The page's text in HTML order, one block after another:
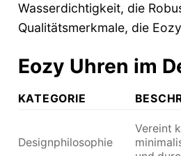
Wasserdichtigkeit, die
Qualitätsmerkmale, die
Eozy Uhren im
KATEGORIE
Designphilosophie
Vereint